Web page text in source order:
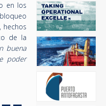
en los
hechos
de la
buena
poder